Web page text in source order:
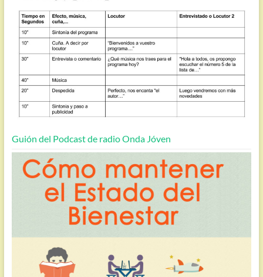
Guión del Podcast de radio Onda Jóven